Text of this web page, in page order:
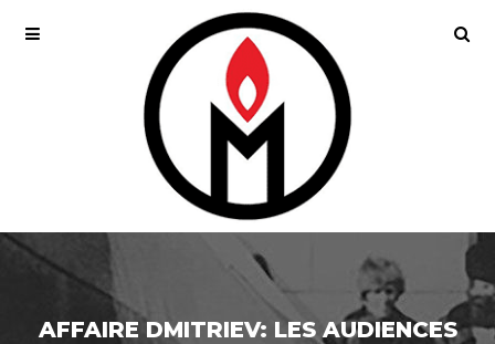
AFFAIRE DMITRIEV: LES AUDIENCES